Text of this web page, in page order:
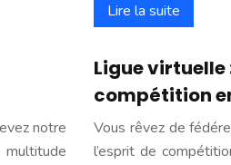
Lire la suite
notre
Ligue
compétition
Vous rêvez de
l’esprit de